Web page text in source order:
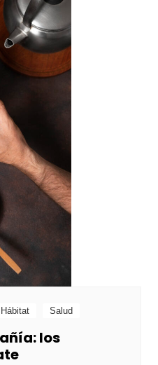
Hábitat Salud
los